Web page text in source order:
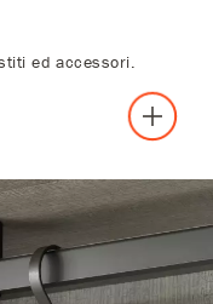
ed accessori.